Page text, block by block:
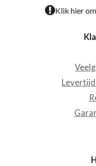
Klik hier